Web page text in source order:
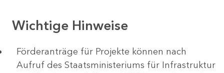
Wichtige Hinweise
Förderanträge für Projekte können nach
Aufruf des Staatsministeriums für Infrastruktur